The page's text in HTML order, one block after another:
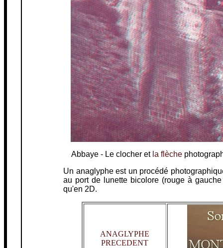
Abbaye - Le clocher et la flèche
Un anaglyphe est un procédé
au port de lunette bicolore (rouge à
qu'en 2D.
ANAGLYPHE
PRECEDENT